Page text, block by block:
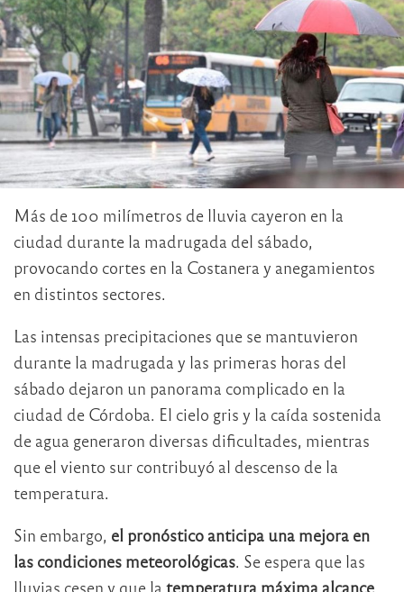
Más de 100 milímetros de lluvia cayeron en la
ciudad durante la madrugada del sábado,
provocando cortes en la Costanera y anegamientos
en distintos sectores.
Las intensas precipitaciones que se mantuvieron
durante la madrugada y las primeras horas del
sábado dejaron un panorama complicado en la
ciudad de Córdoba. El cielo gris y la caída sostenida
de agua generaron diversas dificultades, mientras
que el viento sur contribuyó al descenso de la
temperatura.
Sin embargo, el pronóstico anticipa una mejora en
las condiciones meteorológicas. Se espera que las
lluvias cesen y que la temperatura máxima alcance